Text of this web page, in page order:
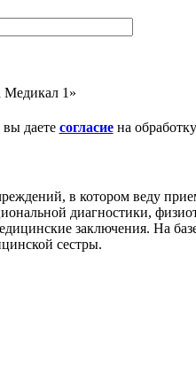
1»
даете согласиена
в котором веду
диагностики,
заключения. На
сестры.